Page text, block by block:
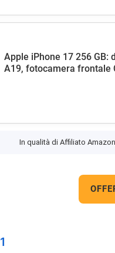
Apple iPhone 17 256 GB:
A19, fotocamera frontale
In qualità di Affiliato
1